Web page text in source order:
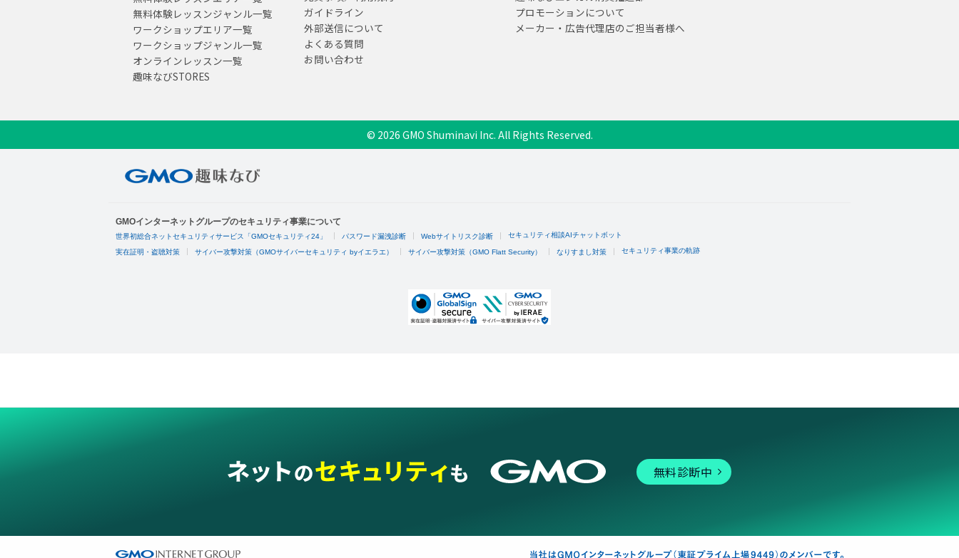
無料体験レッスンジャンル一覧
ワークショップエリア一覧
ワークショップジャンル一覧
オンラインレッスン一覧
趣味なびSTORES
ガイドライン
外部送信について
よくある質問
お問い合わせ
プロモーションについて
メーカー・広告代理店のご担当者様へ
© 2026 GMO Shuminavi Inc. All Rights Reserved.
無料診断中